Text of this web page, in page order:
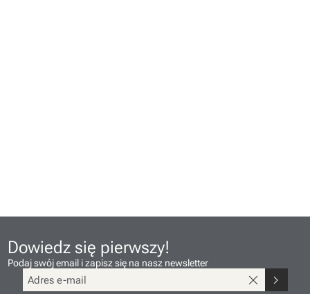
Dowiedz się pierwszy!
Podaj swój email i zapisz się na nasz newsletter
close chevron_right